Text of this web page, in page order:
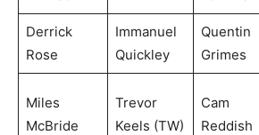
Derrick
Rose
Immanuel
Quickley
Quentin
Grimes
Miles
McBride
Trevor
Keels (TW)
Cam
Reddish